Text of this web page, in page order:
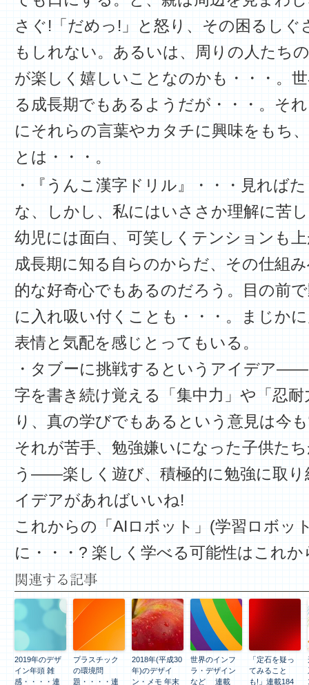
さぐ!「だめっ!」と怒り、その困るし
もしれない。あるいは、周りの人たち
が楽しく嬉しいことなのかも・・・。
る成長期でもあるようだが・・・。そ
にそれらの言葉やカタチに興味をもち
とは・・・。
・『うんこ漢字ドリル』・・・見れば
な、しかし、私にはいささか理解に苦
幼児には面白、可笑しくテンションも
成長期に知る自らのからだ、その仕組
的な好奇心でもあるのだろう。目の前
に入れ吸い付くことも・・・。まじか
表情と気配を感じとってもいる。
・タブーに挑戦するというアイデア
字を書き続け覚える「集中力」や「忍
り、真の学びでもあるという意見は今
それが苦手、勉強嫌いになった子供た
う――楽しく遊び、積極的に勉強に取
イデアがあればいいね!
これからの「AIロボット」(学習ロボッ
に・・・? 楽しく学べる可能性はこれか
関連する記事
2019年のデザ
イン年頭 雑
感・・・・連
プラスチック
の環境問
題・・・・連
2018年(平成30
年)のデザイ
ン・メモ 年末
世界のインフ
ラ・デザイン
など 連載
「定石を疑っ
てみること
も!」連載184